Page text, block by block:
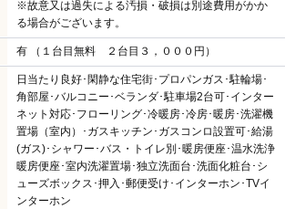
※故意又は過失による汚損・破損は別途費用がかか
る場合がございます。
有 （１台目無料 ２台目３，０００円）
日当たり良好･閑静な住宅街･プロパンガス･駐輪場･
角部屋･バルコニー･ベランダ･駐車場2台可･インター
ネット対応･フローリング･冷暖房･冷房･暖房･洗濯機
置場（室内）･ガスキッチン･ガスコンロ設置可･給湯
(ガス)･シャワー･バス・トイレ別･暖房便座･温水洗浄
暖房便座･室内洗濯置場･独立洗面台･洗面化粧台･シ
ューズボックス･押入･郵便受け･インターホン･TVイ
ンターホン